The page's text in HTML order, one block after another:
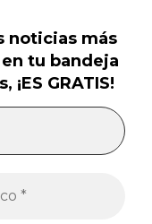
noticias más
tu bandeja
GRATIS!